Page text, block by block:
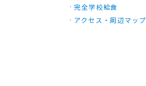
完全学校給食
アクセス・周辺マップ